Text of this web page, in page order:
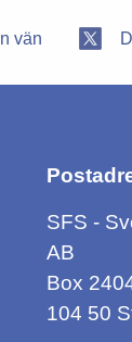
vän
SFS -
AB
Box
104 50